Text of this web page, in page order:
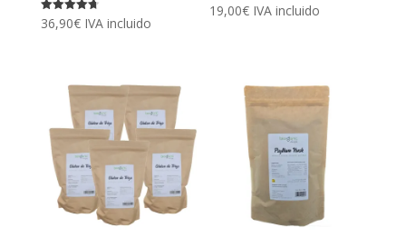
Valorado
con
36,90€ IVA incluido
Valorado
con
19,00€ IVA incluido